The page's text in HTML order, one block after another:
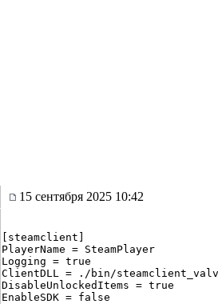
15 сентября 2025 10:42
[steamclient]
PlayerName = SteamPlayer
Logging = true
ClientDLL = ./bin/
DisableUnlockedItems = true
EnableSDK = false